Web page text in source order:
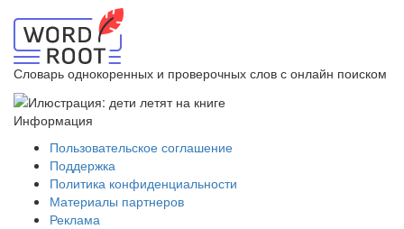
Словарь однокоренных и проверочных слов с онлайн поиском
Информация
Пользовательское соглашение
Поддержка
Политика конфиденциальности
Материалы партнеров
Реклама